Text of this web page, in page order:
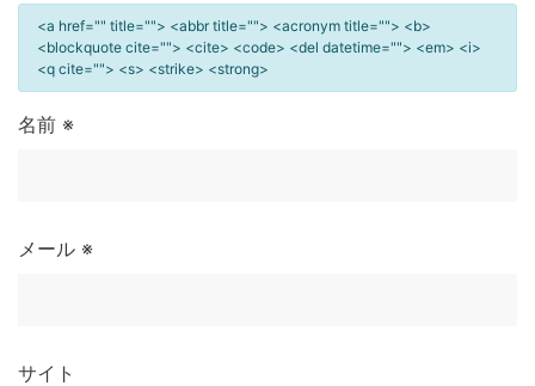
<a href="" title=""> <abbr title=""> <acronym title=""> <b>
<blockquote cite=""> <cite> <code> <del datetime=""> <em> <i>
<q cite=""> <s> <strike> <strong>
名前 ※
メール ※
サイト